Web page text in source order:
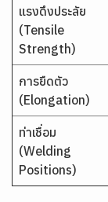
แรงดึงประลัย
(Tensile
Strength)
การยืดตัว
(Elongation)
ท่าเชื่อม
(Welding
Positions)